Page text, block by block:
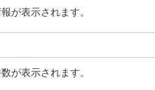
が表示されます。
が表示されます。